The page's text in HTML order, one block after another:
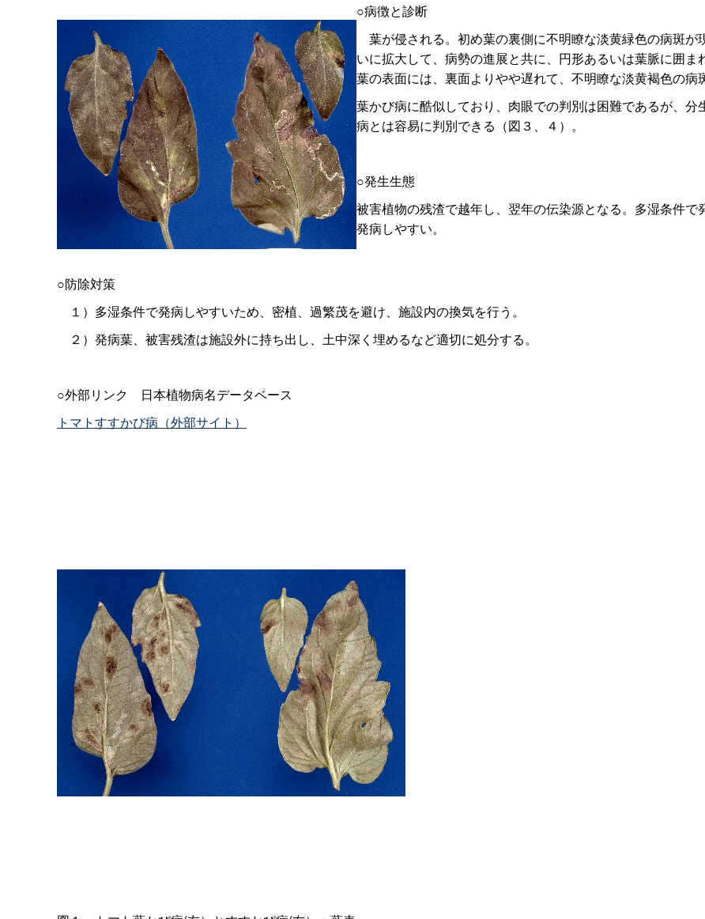
○病徴と診断
葉が侵される。初め葉の裏側に不明瞭な淡黄緑色の病斑
いに拡大して、病勢の進展と共に、円形あるいは葉脈に囲ま
葉の表面には、裏面よりやや遅れて、不明瞭な淡黄褐色の病
葉かび病に酷似しており、肉眼での判別は困難であるが、
病とは容易に判別できる（図３、４）。
○発生生態
被害植物の残渣で越年し、翌年の伝染源となる。多湿条件
発病しやすい。
○防除対策
１）多湿条件で発病しやすいため、密植、過繁茂を避け、施設内の換気を行う。
２）発病葉、被害残渣は施設外に持ち出し、土中深く埋めるなど適切に処分する。
○外部リンク 日本植物病名データベース
トマトすすかび病（外部サイト）